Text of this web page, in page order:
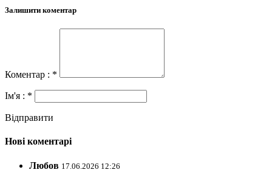
Залишити коментар
Коментар : *
Ім'я : *
Відправити
Нові коментарі
Любов 17.06.2026 12:26